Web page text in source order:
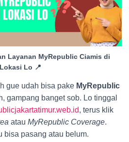
Layanan MyRepublic Ciamis di
Lokasi Lo 📍
gue udah bisa pake MyRepublic
gampang banget sob. Lo tinggal
, terus klik
atau MyRepublic Coverage.
bisa pasang atau belum.